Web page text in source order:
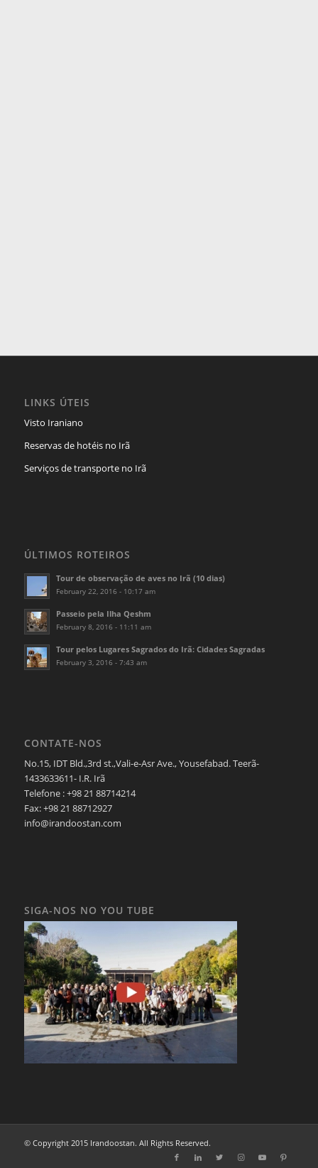
LINKS ÚTEIS
Visto Iraniano
Reservas de hotéis no Irã
Serviços de transporte no Irã
ÚLTIMOS ROTEIROS
Tour de observação de aves no Irã (10 dias)
February 22, 2016 - 10:17 am
Passeio pela Ilha Qeshm
February 8, 2016 - 11:11 am
Tour pelos Lugares Sagrados do Irã: Cidades Sagradas
February 3, 2016 - 7:43 am
CONTATE-NOS
No.15, IDT Bld.,3rd st.,Vali-e-Asr Ave., Yousefabad. Teerã-
1433633611- I.R. Irã
Telefone : +98 21 88714214
Fax: +98 21 88712927
info@irandoostan.com
SIGA-NOS NO YOU TUBE
© Copyright 2015 Irandoostan. All Rights Reserved.